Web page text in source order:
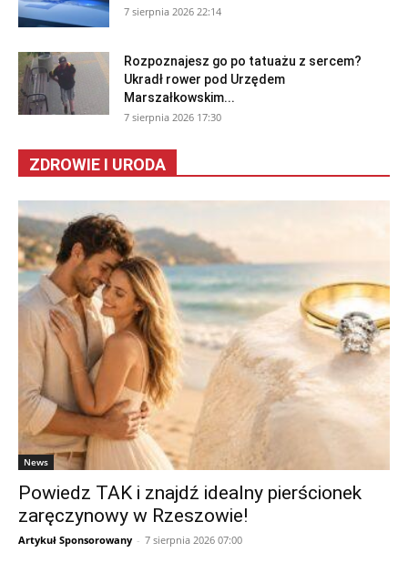
7 sierpnia 2026 22:14
Rozpoznajesz go po tatuażu z sercem?
Ukradł rower pod Urzędem
Marszałkowskim...
7 sierpnia 2026 17:30
ZDROWIE I URODA
News
Powiedz TAK i znajdź idealny pierścionek
zaręczynowy w Rzeszowie!
Artykuł Sponsorowany - 7 sierpnia 2026 07:00